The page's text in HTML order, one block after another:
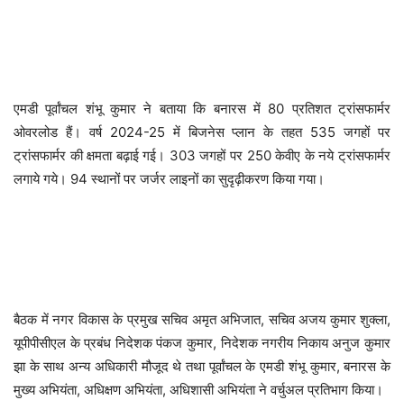
एमडी पूर्वांचल शंभू कुमार ने बताया कि बनारस में 80 प्रतिशत ट्रांसफार्मर
ओवरलोड हैं। वर्ष 2024-25 में बिजनेस प्लान के तहत 535 जगहों पर
ट्रांसफार्मर की क्षमता बढ़ाई गई। 303 जगहों पर 250 केवीए के नये ट्रांसफार्मर
लगाये गये। 94 स्थानों पर जर्जर लाइनों का सुदृढ़ीकरण किया गया।
बैठक में नगर विकास के प्रमुख सचिव अमृत अभिजात, सचिव अजय कुमार शुक्ला,
यूपीपीसीएल के प्रबंध निदेशक पंकज कुमार, निदेशक नगरीय निकाय अनुज कुमार
झा के साथ अन्य अधिकारी मौजूद थे तथा पूर्वांचल के एमडी शंभू कुमार, बनारस के
मुख्य अभियंता, अधिक्षण अभियंता, अधिशासी अभियंता ने वर्चुअल प्रतिभाग किया।